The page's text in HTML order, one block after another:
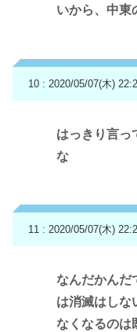
いから、中東
10 : 2020/05/07(木)
はっきり言っ
な
11 : 2020/05/07(木)
なんだかんだ
は消滅はしな
なくなるのは